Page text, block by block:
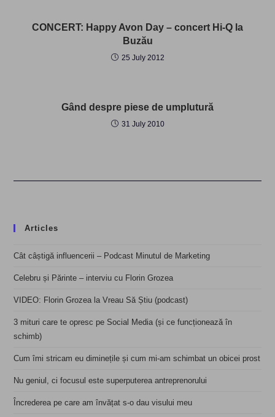
CONCERT: Happy Avon Day – concert Hi-Q la
Buzău
25 July 2012
Gând despre piese de umplutură
31 July 2010
Articles
Cât câștigă influencerii – Podcast Minutul de Marketing
Celebru și Părinte – interviu cu Florin Grozea
VIDEO: Florin Grozea la Vreau Să Știu (podcast)
3 mituri care te opresc pe Social Media (și ce funcționează în
schimb)
Cum îmi stricam eu diminețile și cum mi-am schimbat un obicei prost
Nu geniul, ci focusul este superputerea antreprenorului
Încrederea pe care am învățat s-o dau visului meu